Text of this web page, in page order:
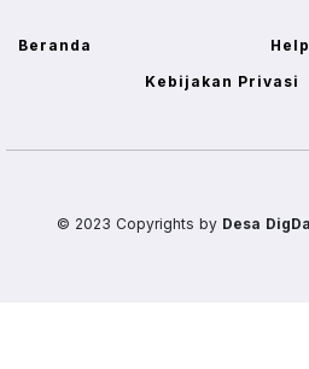
Beranda
Kebijakan Privasi
© 2023 Copyrights by Desa